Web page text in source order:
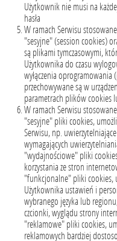
Użytkownik nie musi na
hasła
W ramach Serwisu
"sesyjne" (session cookies)
są plikami tymczasowymi,
Użytkownika do czasu
wyłączenia
przechowywane są w
parametrach plików cookies
W ramach Serwisu
"sesyjne" pliki cookies,
Serwisu, np.
wymagających
"wydajnościowe" pliki
korzystania ze stron
"funkcjonalne" pliki cookies,
Użytkownika ustawień i
wybranego języka lub
czcionki, wyglądu strony
"reklamowe" pliki cookies,
reklamowych bardziej